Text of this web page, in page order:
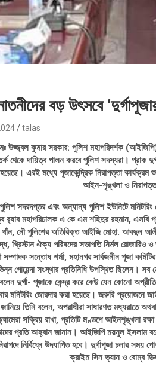
বড় উৎসবে
talas
উজ্জ্বল কুমার সরকার: পুলিশ মহাপরিদর্শক
থেকে দায়িত্ব পালন করবে পুলিশ সদস্যরা। প্রাক
এরই মধ্যে পূজাকেন্দ্রিক নিরাপত্তা
আইন-শৃঙ্খলা ও
সদরদপ্তর এবং অন্যান্য পুলিশ ইউনিটে
র‌্যাব মহাপরিচালক এ কে এম শহিদুর রহমান,
খাঁন, নৌ পুলিশের অতিরিক্ত আইজি মোহা. আবদুল
খ্রিস্টান ঐক্য পরিষদের সভাপতি নির্মল রোজারিও
সম্পাদক সন্তোষ শর্মা, মহানগর সার্বজনীন পূজা
গোয়েন্দা সংস্থার প্রতিনিধি উপস্থিত ছিলেন।
দুর্গা- পূজাকে কেন্দ্র করে কেউ যেন কোনো
মনিটরিং জোরদার করা হয়েছে। জরুরি প্রয়োজনে
তিনি বলেন, অপরাধীরা সাধারণত মধ্যরাতে
সক্রিয় রাখা, প্রতিটি মণ্ডপে আইনশৃঙ্খলা রক্ষা
প্রতি আহ্বান জানান। আইজিপি ময়নুল ইসলাম
নির্বিঘ্নে উদযাপিত হবে। দুর্গাপূজা চলার
ক্রাইম সিন ভ্যান ও বোম্ব